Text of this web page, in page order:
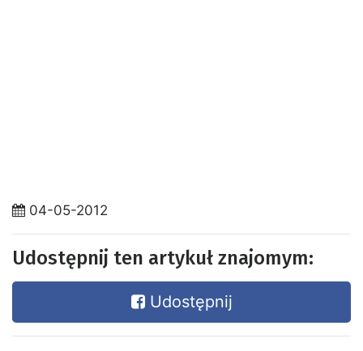
04-05-2012
Udostępnij ten artykuł znajomym:
Udostępnij